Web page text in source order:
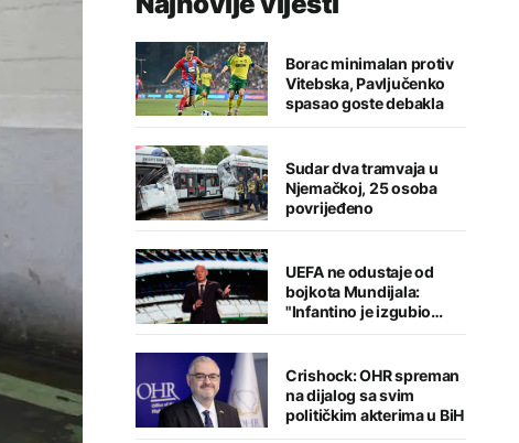
Borac minimalan protiv
Vitebska, Pavljučenko
spasao goste debakla
Sudar dva tramvaja u
Njemačkoj, 25 osoba
povrijeđeno
UEFA ne odustaje od
bojkota Mundijala:
"Infantino je izgubio
kredibilitet"
Crishock: OHR spreman
na dijalog sa svim
političkim akterima u BiH